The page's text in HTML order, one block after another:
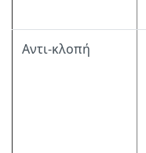
Αντι-κλοπή